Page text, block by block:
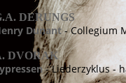
DERUNGS
Dunant- Collegium
DVORAK
- Liederzyklus -